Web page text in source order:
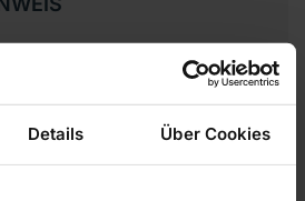
Details Über Cookies
keinen Arztbesuch. Setzen
Fragen, die Ihren eigenen
oder den eines
Bekannten betreffen,